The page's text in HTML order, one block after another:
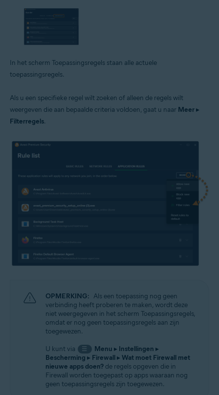
In het scherm Toepassingsregels staan alle actuele
toepassingsregels.
Als u een specifieke regel wilt zoeken of alleen de regels wilt
weergeven die aan bepaalde criteria voldoen, gaat u naar Meer▸
Filterregels.
OPMERKING: Als een toepassing nog geen
verbinding heeft proberen te maken, wordt deze
niet weergegeven in het scherm Toepassingsregels,
omdat er nog geen toepassingsregels aan zijn
toegewezen.
U kunt via ☰ Menu ▸ Instellingen ▸
Bescherming ▸ Firewall▸ Wat moet Firewall met
nieuwe apps doen? de regels opgeven die in
Firewall worden toegepast op apps waaraan nog
geen toepassingsregels zijn toegewezen.